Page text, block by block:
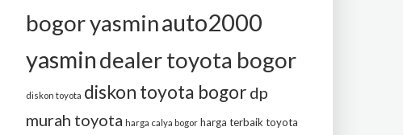
bogor yasminauto2000
yasmindealer toyota bogor
diskon toyota diskon toyota bogor dp
murah toyota harga calya bogor harga terbaik toyota